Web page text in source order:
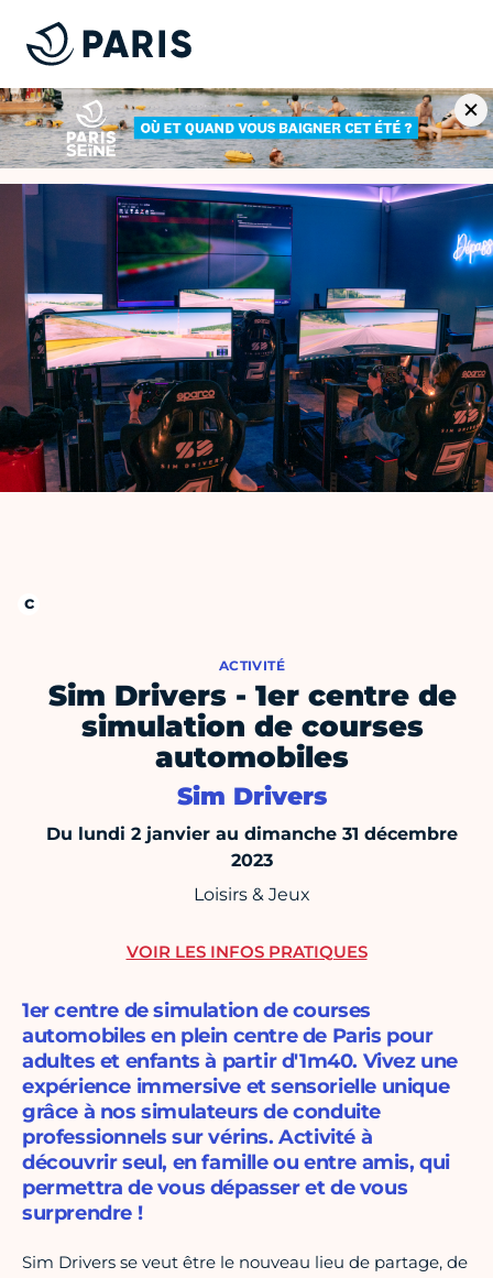
ACTIVITÉ
Sim Drivers - 1er centre de
simulation de courses
automobiles
Sim Drivers
Du lundi 2 janvier au dimanche 31 décembre
2023
Loisirs & Jeux
1er centre de simulation de courses
automobiles en plein centre de Paris pour
adultes et enfants à partir d'1m40. Vivez une
expérience immersive et sensorielle unique
grâce à nos simulateurs de conduite
professionnels sur vérins. Activité à
découvrir seul, en famille ou entre amis, qui
permettra de vous dépasser et de vous
surprendre !
Sim Drivers se veut être le nouveau lieu de partage, de
VOIR LES INFOS PRATIQUES